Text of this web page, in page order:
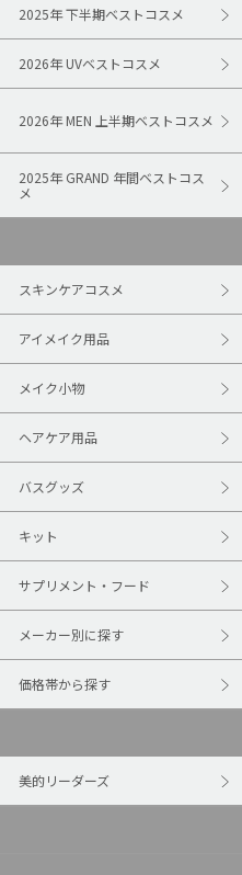
2025年 下半期ベストコスメ
2026年 UVベストコスメ
2026年 MEN 上半期ベストコスメ
2025年 GRAND 年間ベストコス
メ
スキンケアコスメ
アイメイク用品
メイク小物
ヘアケア用品
バスグッズ
キット
サプリメント・フード
メーカー別に探す
価格帯から探す
美的リーダーズ